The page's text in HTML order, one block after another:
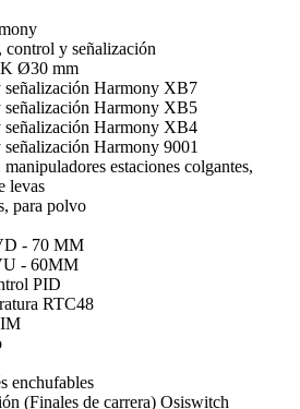
control y señalización
Ø30 mm
señalización Harmony XB7
señalización Harmony XB5
señalización Harmony XB4
Harmony 9001
estaciones colgantes,
levas
para polvo
- 70 MM
- 60MM
PID
RTC48
enchufables
(Finales de carrera) Osiswitch